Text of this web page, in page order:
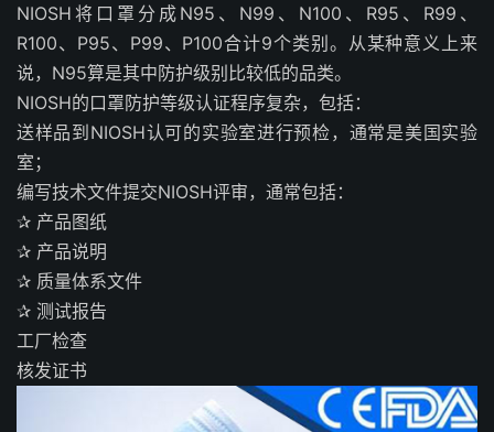
NIOSH将口罩分成N95、N99、N100、R95、R99、
R100、P95、P99、P100合计9个类别。从某种意义上来
说，N95算是其中防护级别比较低的品类。
NIOSH的口罩防护等级认证程序复杂，包括：
送样品到NIOSH认可的实验室进行预检，通常是美国实验
室；
编写技术文件提交NIOSH评审，通常包括：
✰ 产品图纸
✰ 产品说明
✰ 质量体系文件
✰ 测试报告
工厂检查
核发证书